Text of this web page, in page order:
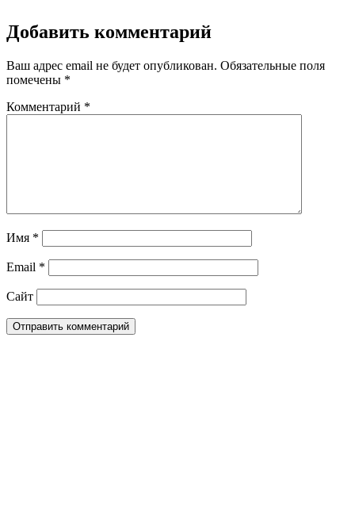
Добавить комментарий
Ваш адрес email не будет опубликован. Обязательные поля
помечены *
Комментарий *
Имя *
Email *
Сайт